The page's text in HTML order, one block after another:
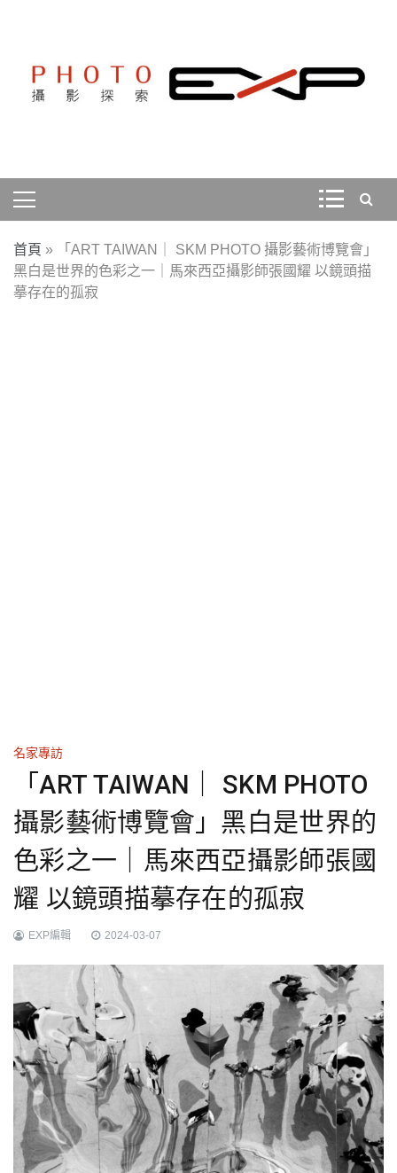
首頁 »
「ART TAIWAN｜ SKM PHOTO 攝影藝術博覽會」
黑白是世界的色彩之一｜馬來西亞攝影師張國耀 以鏡頭描
摹存在的孤寂
名家專訪
「ART TAIWAN｜ SKM PHOTO
攝影藝術博覽會」黑白是世界的
色彩之一｜馬來西亞攝影師張國
耀 以鏡頭描摹存在的孤寂
EXP編輯 2024-03-07